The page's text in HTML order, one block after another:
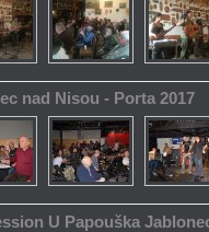
nad Nisou - Porta 2017
U Papouška